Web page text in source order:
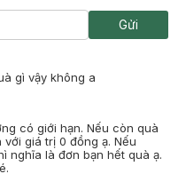
muốn pass lại 900 còn
Võ đã dành thời gian
hàng là động lực to lớn để
nữa về chất lượng dịch vụ.
sắm tại Hasaki!
Gửi
gì vậy không a
có giới hạn. Nếu còn quà
giá trị 0 đồng ạ. Nếu
nghĩa là đơn bạn hết quà ạ.